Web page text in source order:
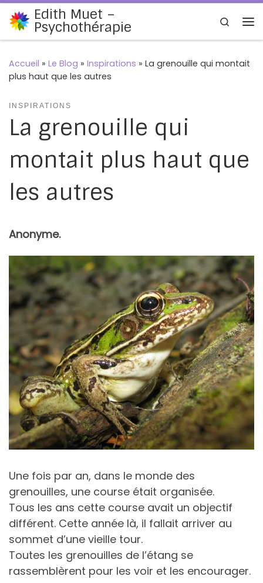
Passer au contenu
Edith Muet –
Psychothérapie
Search
Accueil » Le Blog » Inspirations » La grenouille qui montait
plus haut que les autres
INSPIRATIONS
La grenouille qui
montait plus haut que
les autres
Anonyme.
Une fois par an, dans le monde des
grenouilles, une course était organisée.
Tous les ans cette course avait un objectif
différent. Cette année là, il fallait arriver au
sommet d’une vieille tour.
Toutes les grenouilles de l’étang se
rassemblèrent pour les voir et les encourager.